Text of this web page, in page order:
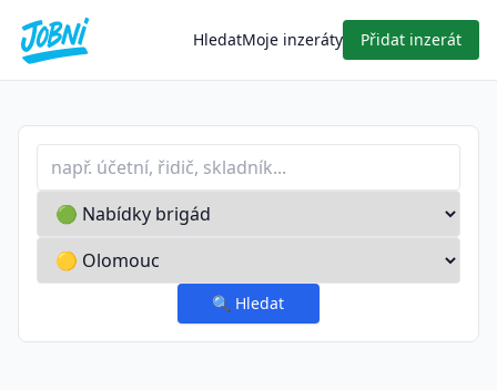
HledatMoje inzeráty Přidat inzerát
Profese nebo klíčové slovo
Typ inzerátu
Lokalita
🔍 Hledat